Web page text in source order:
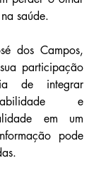
saúde.
dos Campos,
participação
de integrar
e
em um
pode